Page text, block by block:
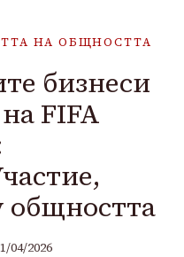
НА ОБЩНОСТТА
бизнеси
FIFA
общността
04/2026